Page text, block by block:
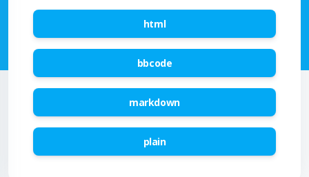
html
bbcode
markdown
plain